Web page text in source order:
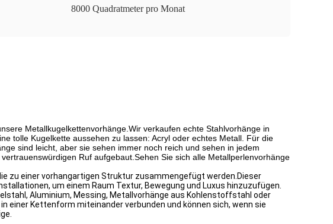
8000 Quadratmeter pro Monat
Metallkugelkettenvorhänge.Wir verkaufen echte Stahlvorhänge in
tolle Kugelkette aussehen zu lassen: Acryl oder echtes Metall. Für die
sind leicht, aber sie sehen immer noch reich und sehen in jedem
Ruf aufgebaut.Sehen Sie sich alle Metallperlenvorhänge
zu einer vorhangartigen Struktur zusammengefügt werden.Dieser
um einem Raum Textur, Bewegung und Luxus hinzuzufügen.
Aluminium, Messing, Metallvorhänge aus Kohlenstoffstahl oder
einer Kettenform miteinander verbunden und können sich, wenn sie